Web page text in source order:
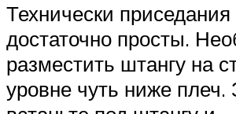
Технически
достаточно просты.
разместить штангу на
уровне чуть ниже плеч.